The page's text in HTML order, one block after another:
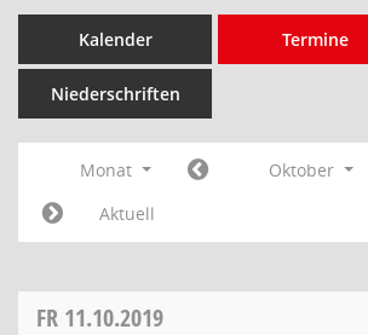
Kalender Termine
Niederschriften
Monat Oktober
Aktuell
FR 11.10.2019